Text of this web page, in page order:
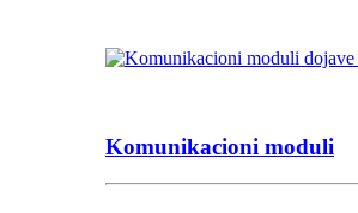
Komunikacioni moduli